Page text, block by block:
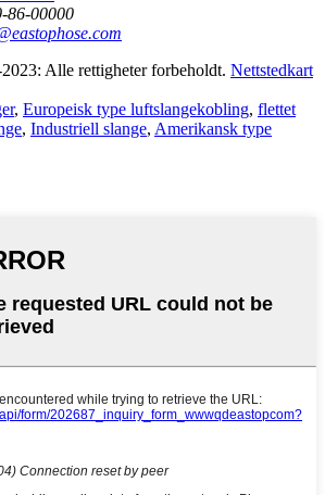
86-00000
Alle rettigheter forbeholdt. Nettstedkart
, Europeisk type luftslangekobling, flettet
, Industriell slange, Amerikansk type